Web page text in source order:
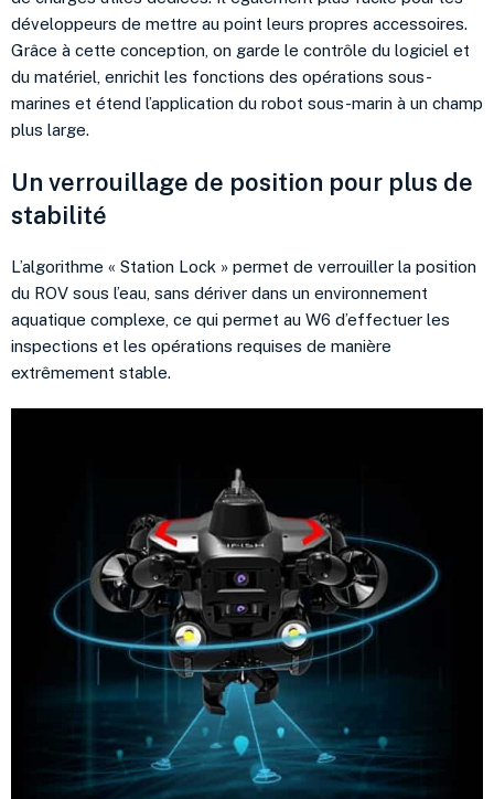
développeurs de mettre au point leurs propres accessoires.
Grâce à cette conception, on garde le contrôle du logiciel et
du matériel, enrichit les fonctions des opérations sous-
marines et étend l’application du robot sous-marin à un champ
plus large.
Un verrouillage de position pour plus de
stabilité
L’algorithme « Station Lock » permet de verrouiller la position
du ROV sous l’eau, sans dériver dans un environnement
aquatique complexe, ce qui permet au W6 d’effectuer les
inspections et les opérations requises de manière
extrêmement stable.